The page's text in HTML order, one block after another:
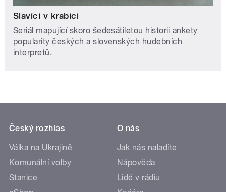
Slavíci v krabici
Seriál mapující skoro šedesátiletou historii ankety
popularity českých a slovenských hudebních
interpretů.
Český rozhlas
Válka na Ukrajině
Komunální volby
Stanice
O nás
Jak nás naladíte
Nápověda
Lidé v rádiu